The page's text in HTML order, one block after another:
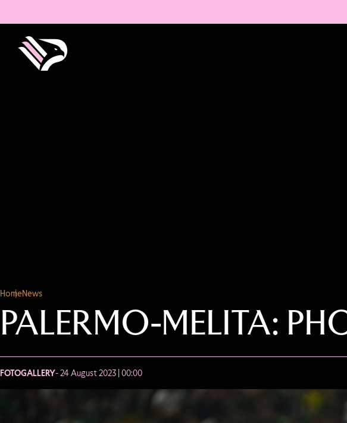
HomeNews
PALERMO-MELITA:
FOTOGALLERY- 24 August 2023 | 00:00